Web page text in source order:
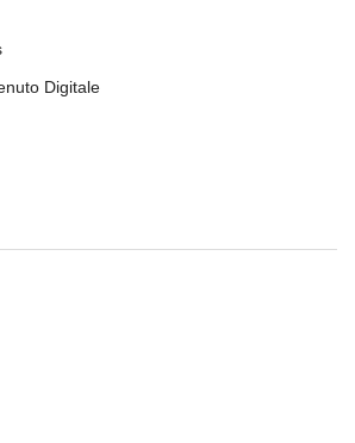
Digitale